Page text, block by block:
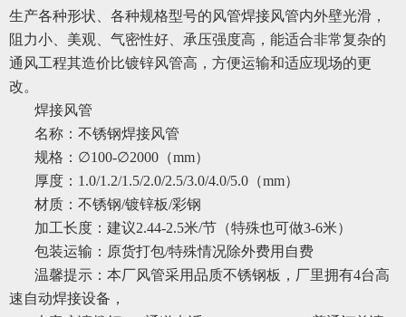
生产各种形状、各种规格型号的风管焊接风管内外壁光滑，
阻力小、美观、气密性好、承压强度高，能适合非常复杂的
通风工程其造价比镀锌风管高，方便运输和适应现场的更
改。
焊接风管
名称：不锈钢焊接风管
规格：∅100-∅2000（mm）
厚度：1.0/1.2/1.5/2.0/2.5/3.0/4.0/5.0（mm）
材质：不锈钢/镀锌板/彩钢
加工长度：建议2.44-2.5米/节（特殊也可做3-6米）
包装运输：原货打包/特殊情况除外费用自费
温馨提示：本厂风管采用品质不锈钢板，厂里拥有4台高
速自动焊接设备，